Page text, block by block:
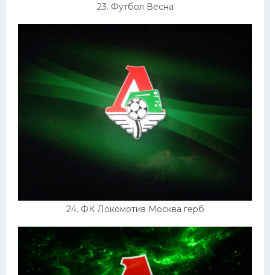
23. Футбол Весна
24. ФК Локомотив Москва герб